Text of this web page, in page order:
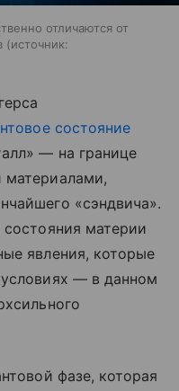
отличаются от
источник:
состояние
— на границе
материалами,
«сэндвича».
состояния материи
явления, которые
— в данном
фазе, которая